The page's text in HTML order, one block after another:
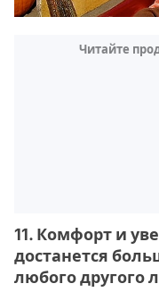
Читайте
11. Комфорт и
достанется
любого другого